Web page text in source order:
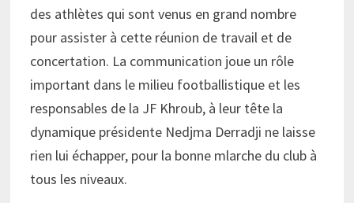
des athlètes qui sont venus en grand nombre
pour assister à cette réunion de travail et de
concertation. La communication joue un rôle
important dans le milieu footballistique et les
responsables de la JF Khroub, à leur tête la
dynamique présidente Nedjma Derradji ne laisse
rien lui échapper, pour la bonne mlarche du club à
tous les niveaux.